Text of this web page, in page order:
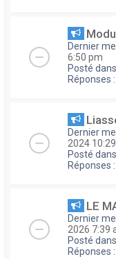
Dernier
6:50 pm
Posté dans
Réponses :
Dernier
2024
Posté dans
Réponses :
LE
Dernier
2026 7:39
Posté dans
Réponses :